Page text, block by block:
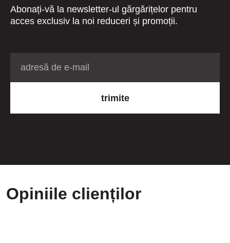
Abonați-vă la newsletter-ul gărgărițelor pentru
acces exclusiv la noi reduceri și promoții.
trimite
Opiniile clienților